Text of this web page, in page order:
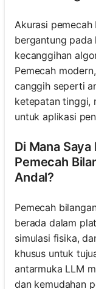
Akurasi
bergantung pada
kecanggihan
Pemecah
canggih seperti
ketepatan tinggi,
untuk aplikasi
Di Mana
Pemecah
Andal?
Pemecah
berada dalam
simulasi fisika,
khusus untuk
antarmuka LLM
dan kemudahan